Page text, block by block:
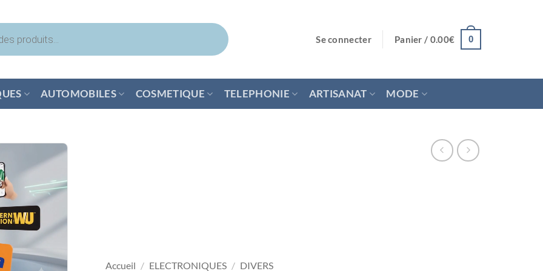
Se connecter Panier / 0.00€ 0
AUTOMOBILES COSMETIQUE TELEPHONIE ARTISANAT MODE
Accueil / ELECTRONIQUES / DIVERS